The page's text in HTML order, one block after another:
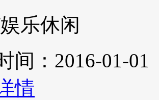
娱乐休闲
间：2016-01-01
情